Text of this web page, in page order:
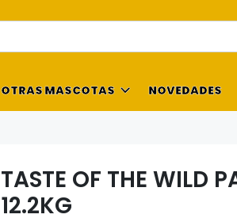
OTRAS MASCOTAS NOVEDADES
TASTE OF THE WILD
12.2KG